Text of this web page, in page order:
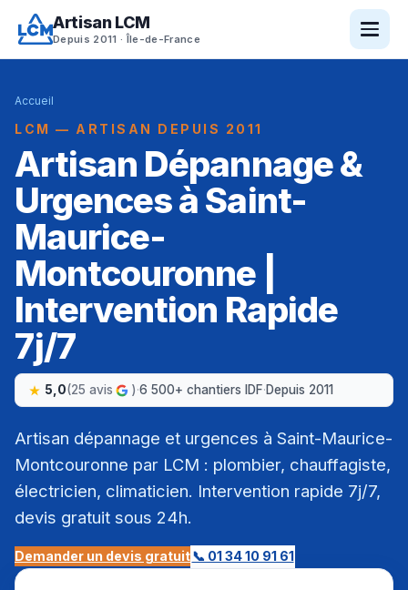
Artisan LCM
Depuis 2011 · Île-de-France
Accueil
LCM — ARTISAN DEPUIS 2011
Artisan Dépannage &
Urgences à Saint-
Maurice-
Montcouronne |
Intervention Rapide
7j/7
5,0(25 avis )·6 500+ chantiers IDF·Depuis 2011
Artisan dépannage et urgences à Saint-Maurice-
Montcouronne par LCM : plombier, chauffagiste,
électricien, climaticien. Intervention rapide 7j/7,
devis gratuit sous 24h.
Demander un devis gratuit📞 01 34 10 91 61